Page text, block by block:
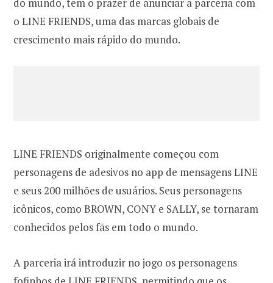
o LINE FRIENDS, uma das marcas globais de
crescimento mais rápido do mundo.
LINE FRIENDS originalmente começou com
personagens de adesivos no app de mensagens LINE
e seus 200 milhões de usuários. Seus personagens
icônicos, como BROWN, CONY e SALLY, se tornaram
conhecidos pelos fãs em todo o mundo.
A parceria irá introduzir no jogo os personagens